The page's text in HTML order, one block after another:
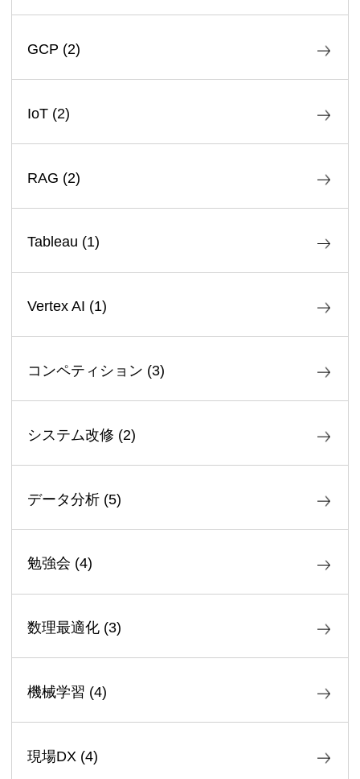
GCP (2)
IoT(2)
RAG (2)
Tableau (1)
Vertex AI (1)
コンペティション (3)
システム改修 (2)
データ分析(5)
勉強会 (4)
数理最適化(3)
機械学習 (4)
現場DX (4)